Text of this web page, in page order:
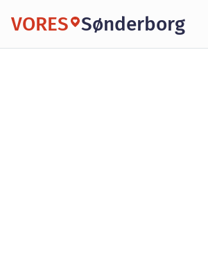
VORES Sønderborg